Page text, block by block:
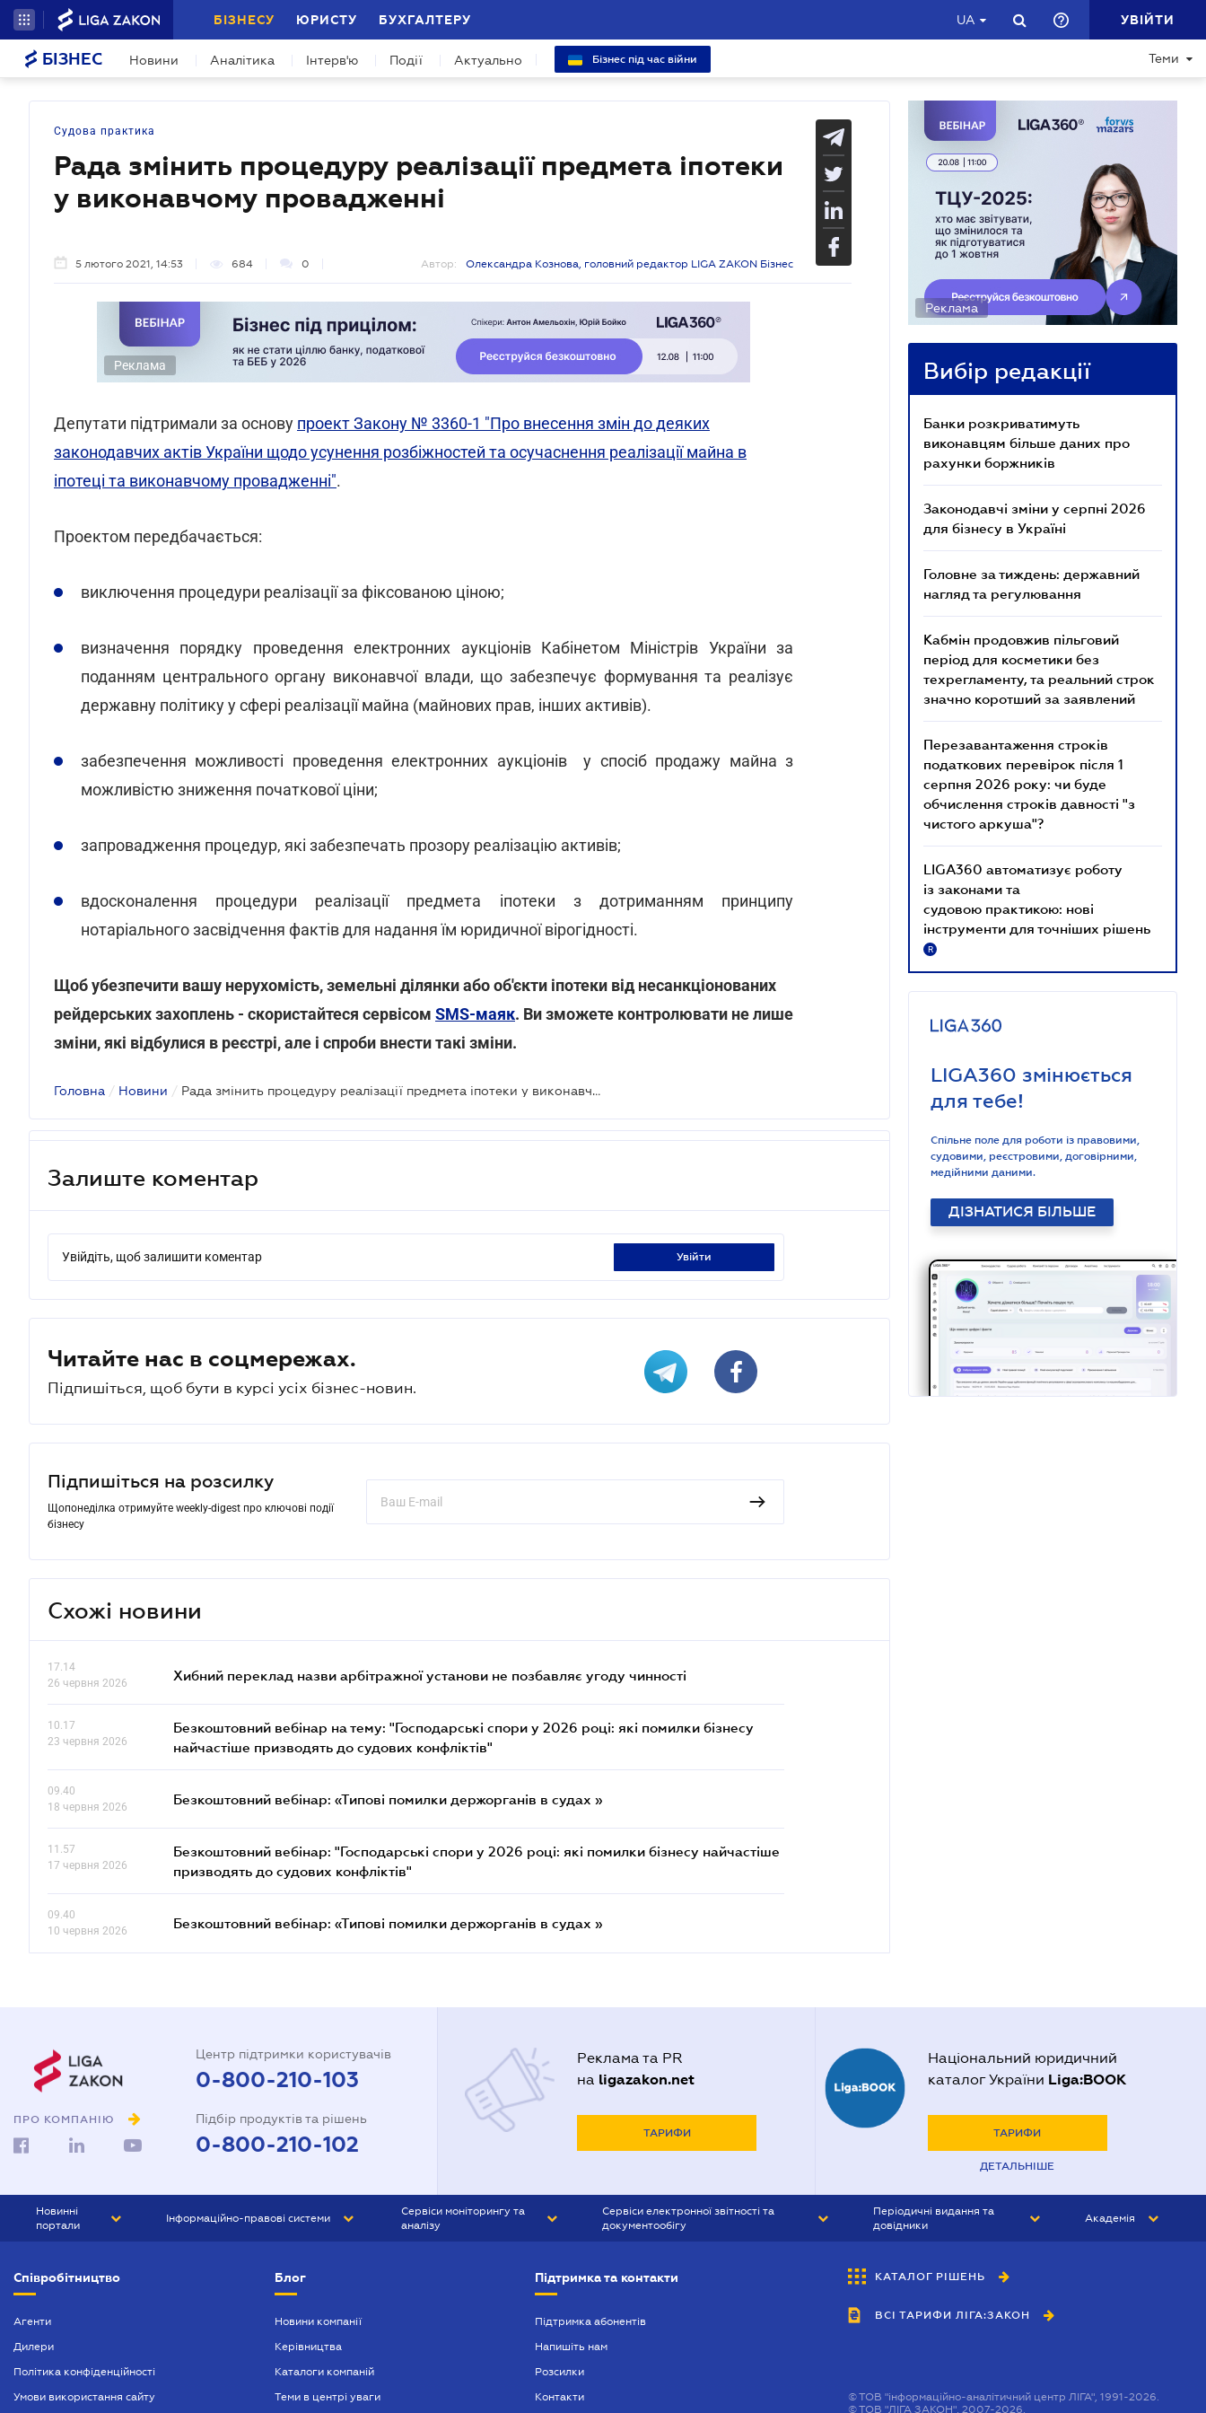
БІЗНЕСУ ЮРИСТУ БУХГАЛТЕРУ UA УВІЙТИ
БІЗНЕС Новини Аналітика Інтерв'ю Події Актуально Бізнес під час війни Теми
Судова практика
Рада змінить процедуру реалізації предмета іпотеки
у виконавчому провадженні
5 лютого 2021, 14:53 684 0 Автор: Олександра Кознова, головний редактор LIGA ZAKON Бізнес
Реклама
Депутати підтримали за основу проект Закону № 3360-1 "Про внесення змін до деяких
законодавчих актів України щодо усунення розбіжностей та осучаснення реалізації майна в
іпотеці та виконавчому провадженні".
Проектом передбачається:
виключення процедури реалізації за фіксованою ціною;
визначення порядку проведення електронних аукціонів Кабінетом Міністрів України за
поданням центрального органу виконавчої влади, що забезпечує формування та реалізує
державну політику у сфері реалізації майна (майнових прав, інших активів).
забезпечення можливості проведення електронних аукціонів у спосіб продажу майна з
можливістю зниження початкової ціни;
запровадження процедур, які забезпечать прозору реалізацію активів;
вдосконалення процедури реалізації предмета іпотеки з дотриманням принципу
нотаріального засвідчення фактів для надання їм юридичної вірогідності.
Щоб убезпечити вашу нерухомість, земельні ділянки або об'єкти іпотеки від несанкціонованих
рейдерських захоплень - скористайтеся сервісом SMS-маяк. Ви зможете контролювати не лише
зміни, які відбулися в реєстрі, але і спроби внести такі зміни.
Головна / Новини / Рада змінить процедуру реалізації предмета іпотеки у виконавчому провадженні
Залиште коментар
Увійдіть, щоб залишити коментар увійти
Читайте нас в соцмережах.
Підпишіться, щоб бути в курсі усіх бізнес-новин.
Підпишіться на розсилку
Щопонеділка отримуйте weekly-digest про ключові події
бізнесу
Схожі новини
17.14
26 червня 2026
Хибний переклад назви арбітражної установи не позбавляє угоду чинності
10.17
23 червня 2026
Безкоштовний вебінар на тему: "Господарські спори у 2026 році: які помилки бізнесу
найчастіше призводять до судових конфліктів"
09.40
18 червня 2026
Безкоштовний вебінар: «Типові помилки держорганів в судах »
11.57
17 червня 2026
Безкоштовний вебінар: "Господарські спори у 2026 році: які помилки бізнесу найчастіше
призводять до судових конфліктів"
09.40
10 червня 2026
Безкоштовний вебінар: «Типові помилки держорганів в судах »
Реклама
Вибір редакції
Банки розкриватимуть
виконавцям більше даних про
рахунки боржників
Законодавчі зміни у серпні 2026
для бізнесу в Україні
Головне за тиждень: державний
нагляд та регулювання
Кабмін продовжив пільговий
період для косметики без
техрегламенту, та реальний строк
значно коротший за заявлений
Перезавантаження строків
податкових перевірок після 1
серпня 2026 року: чи буде
обчислення строків давності "з
чистого аркуша"?
LIGA360 автоматизує роботу
із законами та
судовою практикою: нові
інструменти для точніших рішень
R
LIGA360 змінюється
для тебе!
Спільне поле для роботи із правовими,
судовими, реєстровими, договірними,
медійними даними.
ДІЗНАТИСЯ БІЛЬШЕ
ПРО КОМПАНІЮ
Центр підтримки користувачів
0-800-210-103
Підбір продуктів та рішень
0-800-210-102
Реклама та PR
на ligazakon.net
ТАРИФИ
Національний юридичний
каталог України Liga:BOOK
ТАРИФИ
ДЕТАЛЬНІШЕ
Новинні
портали
БІЗНЕС
Інформаційно-правові системи
БУХГАЛТЕР ПРОФ
Сервіси моніторингу та
аналізу
Сервіси електронної звітності та
документообігу
Періодичні видання та
довідники
БУХГАЛТЕР&ЗАКОН
ВІСНИК МСФЗ
Академія
Співробітництво
Агенти
Дилери
Політика конфіденційності
Умови використання сайту
Блог
Новини компанії
Керівництва
Каталоги компаній
Теми в центрі уваги
Підтримка та контакти
Підтримка абонентів
Напишіть нам
Розсилки
Контакти
КАТАЛОГ РІШЕНЬ
ВСІ ТАРИФИ ЛІГА:ЗАКОН
©ТОВ "інформаційно-аналітичний центр ЛІГА", 1991-2026.
©ТОВ "ЛІГА ЗАКОН", 2007-2026.